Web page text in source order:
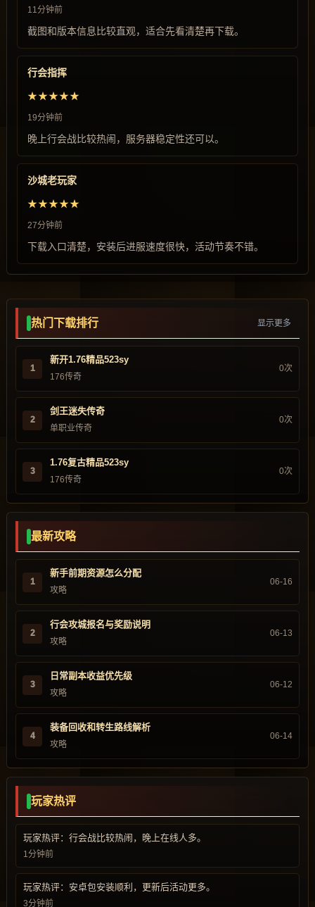
11分钟前
截图和版本信息比较直观，适合先看清楚再下载。
行会指挥
★★★★★
19分钟前
晚上行会战比较热闹，服务器稳定性还可以。
沙城老玩家
★★★★★
27分钟前
下载入口清楚，安装后进服速度很快，活动节奏不错。
热门下载排行 显示更多
1
新开1.76精品523sy
176传奇
0次
2
剑王迷失传奇
单职业传奇
0次
3
1.76复古精品523sy
176传奇
0次
最新攻略
1
新手前期资源怎么分配
攻略
06-16
2
行会攻城报名与奖励说明
攻略
06-13
3
日常副本收益优先级
攻略
06-12
4
装备回收和转生路线解析
攻略
06-14
玩家热评
玩家热评：行会战比较热闹，晚上在线人多。
1分钟前
玩家热评：安卓包安装顺利，更新后活动更多。
3分钟前